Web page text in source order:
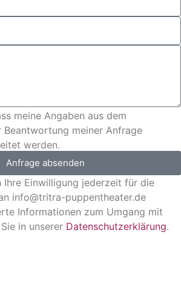
meine Angaben aus dem
meiner Anfrage
werden.
Anfrage absenden
Ihre Einwilligung jederzeit für die
info@tritra-puppentheater.de
Informationen zum Umgang mit
in unserer Datenschutzerklärung.